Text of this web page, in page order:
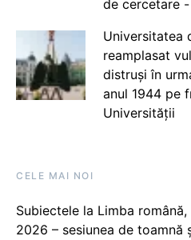
de cercetare
Universitatea
reamplasat
distruși în
anul 1944 pe
Universității
CELE MAI NOI
Subiectele la Limba
2026 – sesiunea de toamnă